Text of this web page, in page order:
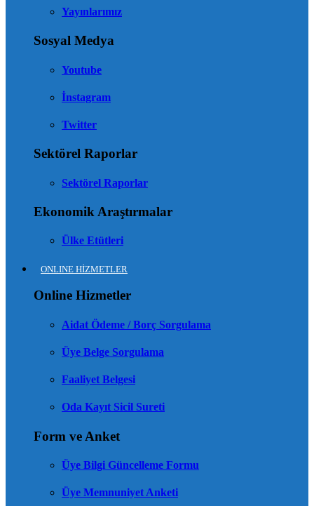
Yayınlarımız
Sosyal Medya
Youtube
İnstagram
Twitter
Sektörel Raporlar
Sektörel Raporlar
Ekonomik Araştırmalar
Ülke Etütleri
ONLINE HİZMETLER
Online Hizmetler
Aidat Ödeme / Borç Sorgulama
Üye Belge Sorgulama
Faaliyet Belgesi
Oda Kayıt Sicil Sureti
Form ve Anket
Üye Bilgi Güncelleme Formu
Üye Memnuniyet Anketi